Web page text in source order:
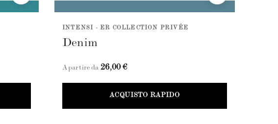
INTENSI - ER COLLECTION PRIVÉE
Denim
A partire da 26,00 €
ACQUISTO RAPIDO